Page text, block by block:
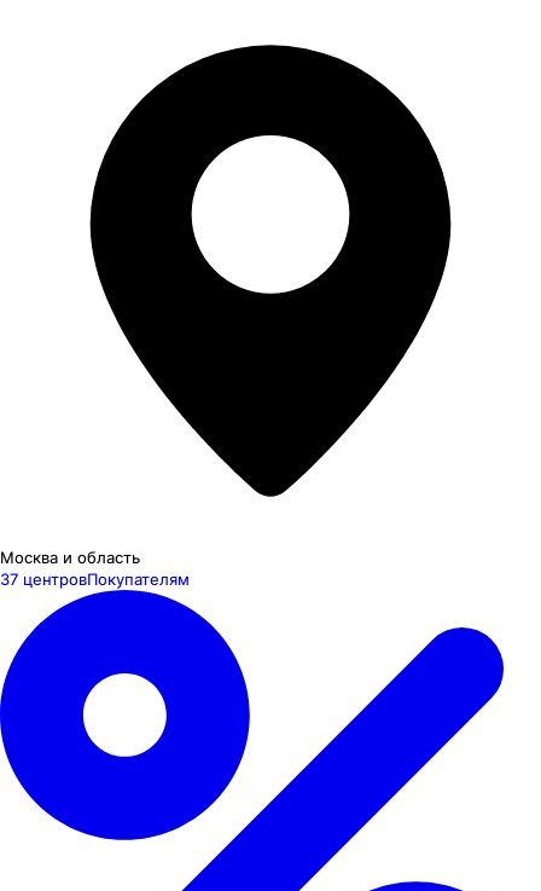
Москва и область
37 центровПокупателям